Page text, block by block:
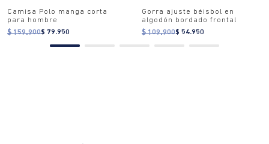
Camisa Polo manga corta
para hombre
$ 159.900$ 79.950
Gorra ajuste béisbol en
algodón bordado frontal
$ 109.900$ 54.950